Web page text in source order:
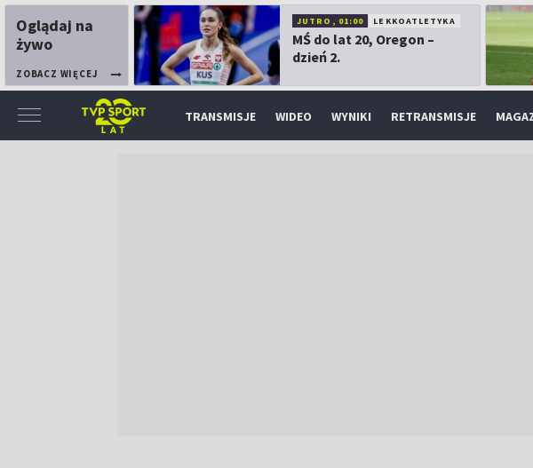
Oglądaj na
żywo
ZOBACZ WIĘCEJ
JUTRO, 01:00 LEKKOATLETYKA
MŚ do lat 20, Oregon –
dzień 2.
TRANSMISJE WIDEO WYNIKI RETRANSMISJE